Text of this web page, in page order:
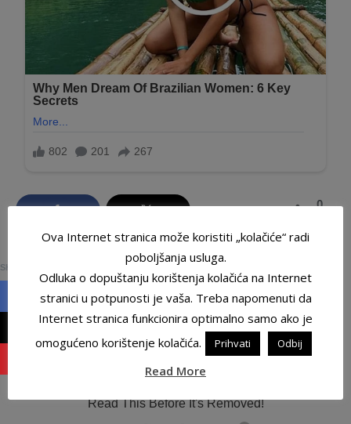
0
Ova Internet stranica može koristiti „kolačiće“ radi
poboljšanja usluga.
Odluka o dopuštanju korištenja kolačića na Internet
stranici u potpunosti je vaša. Treba napomenuti da
Internet stranica funkcionira optimalno samo ako je
omogućeno korištenje kolačića.
Prihvati Odbij
Read More
SHARES